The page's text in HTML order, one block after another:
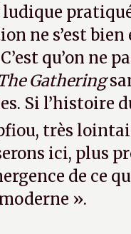
ne s’est
qu’on ne
Gathering
Si l’histoire
très
ici, plus
de ce
».